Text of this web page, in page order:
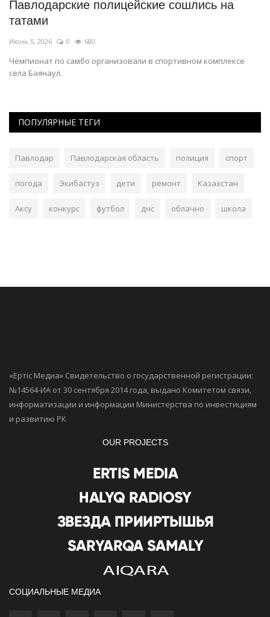
Павлодарские полицейские сошлись на
татами
Июнь 5, 2026 0 680
Чемпионат по самбо организовали в спортивном комплексе
села Баянаул.
ПОПУЛЯРНЫЕ ТЕГИ
Павлодар Павлодарская область полиция спорт
погода Экибастуз дети ремонт Казахстан
Аксу конкурс футбол дчс облачно школа
«Ертiс Медиа» Свидетельство о государственной регистрации:
№14564-ИА от 30 сентября 2014 года, выдано Комитетом связи,
информатизации и информации Министерства по инвестициям
и развитию РК
OUR PROJECTS
СОЦИАЛЬНЫЕ МЕДИА